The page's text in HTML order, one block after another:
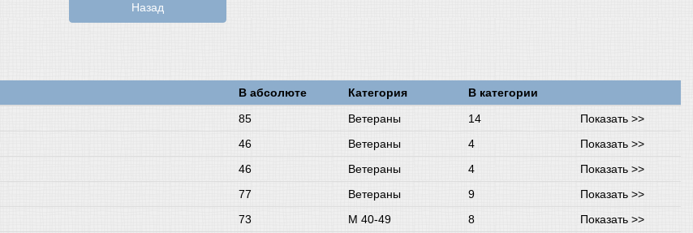
Назад
В абсолюте Категория
В категории
85 Ветераны 14
Показать >>
46 Ветераны 4
Показать >>
46 Ветераны 4
Показать >>
77 Ветераны 9
Показать >>
73 М 40-49 8
Показать >>